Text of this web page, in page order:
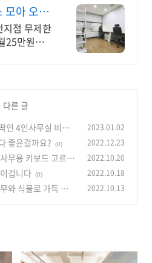
모아 오피
이용
점 무제한
25만원부
다른 글
인 4인사무실 비용
2023.01.02
좋은걸까요? (0) 2022.12.23
무용 키보드 고르는
2022.10.20
겁니다 (0) 2022.10.18
와 식물로 가득 채우
2022.10.13